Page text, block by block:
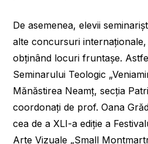
De asemenea, elevii
alte concursuri
obținând locuri fruntașe.
Seminarului Teologic
Mănăstirea Neamț, secția
coordonați de prof. Oana
cea de a XLI-a ediție a
Arte Vizuale „Small